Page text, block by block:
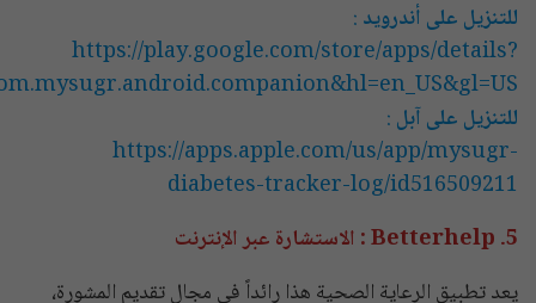
للتنزيل على أندرويد :
https://play.google.com/store/apps/details?
للتنزيل على آبل :
https://apps.apple.com/us/app/mysugr-
diabetes-tracker-log/id516509211
5. Betterhelp : الاستشارة عبر الإنترنت
يعد تطبيق الرعاية الصحية هذا رائداً في مجال تقديم المشورة،